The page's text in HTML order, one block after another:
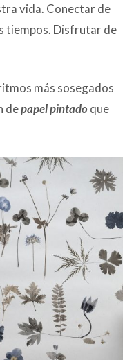
vida. Conectar de
tiempos. Disfrutar de
más sosegados
depapel pintadoque